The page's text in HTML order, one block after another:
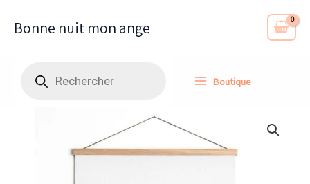
Bonne nuit mon ange
Boutique